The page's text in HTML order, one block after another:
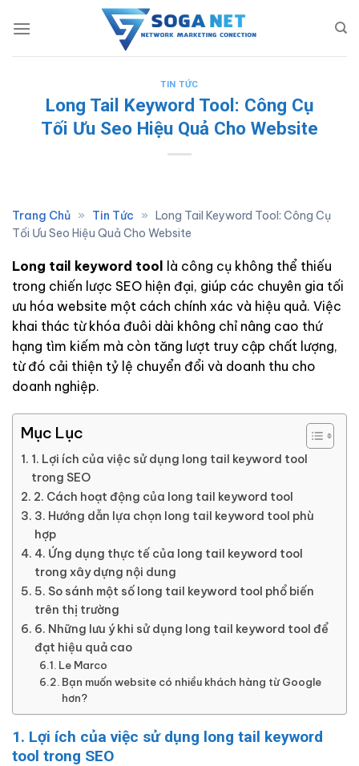
TIN TỨC
Long Tail Keyword Tool: Công Cụ
Tối Ưu Seo Hiệu Quả Cho Website
Trang Chủ » Tin Tức » Long Tail Keyword Tool: Công Cụ
Tối Ưu Seo Hiệu Quả Cho Website
Long tail keyword tool là công cụ không thể thiếu
trong chiến lược SEO hiện đại, giúp các chuyên gia tối
ưu hóa website một cách chính xác và hiệu quả. Việc
khai thác từ khóa đuôi dài không chỉ nâng cao thứ
hạng tìm kiếm mà còn tăng lượt truy cập chất lượng,
từ đó cải thiện tỷ lệ chuyển đổi và doanh thu cho
doanh nghiệp.
Mục Lục
1. Lợi ích của việc sử dụng long tail keyword tool
trong SEO
2. Cách hoạt động của long tail keyword tool
3. Hướng dẫn lựa chọn long tail keyword tool phù
hợp
4. Ứng dụng thực tế của long tail keyword tool
trong xây dựng nội dung
5. So sánh một số long tail keyword tool phổ biến
trên thị trường
6. Những lưu ý khi sử dụng long tail keyword tool để
đạt hiệu quả cao
Le Marco
Bạn muốn website có nhiều khách hàng từ Google
hơn?
1. Lợi ích của việc sử dụng long tail keyword
tool trong SEO